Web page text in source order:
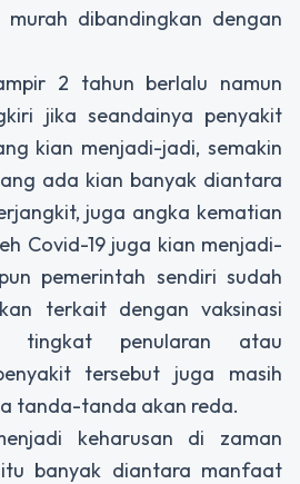
dibandingkan dengan
2 tahun berlalu namun
jika seandainya penyakit
kian menjadi-jadi, semakin
ada kian banyak diantara
juga angka kematian
Covid-19 juga kian menjadi-
pemerintah sendiri sudah
terkait dengan vaksinasi
tingkat penularan atau
tersebut juga masih
tanda-tanda akan reda.
keharusan di zaman
banyak diantara manfaat